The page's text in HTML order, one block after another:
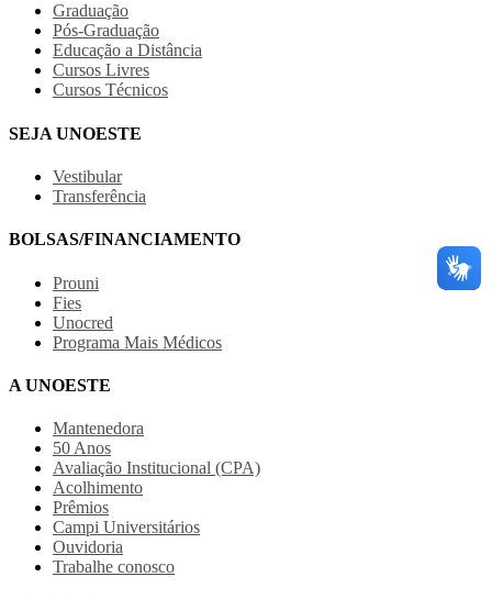
Graduação
Pós-Graduação
Educação a Distância
Cursos Livres
Cursos Técnicos
SEJA UNOESTE
Vestibular
Transferência
BOLSAS/FINANCIAMENTO
Prouni
Fies
Unocred
Programa Mais Médicos
A UNOESTE
Mantenedora
50 Anos
Avaliação Institucional (CPA)
Acolhimento
Prêmios
Campi Universitários
Ouvidoria
Trabalhe conosco